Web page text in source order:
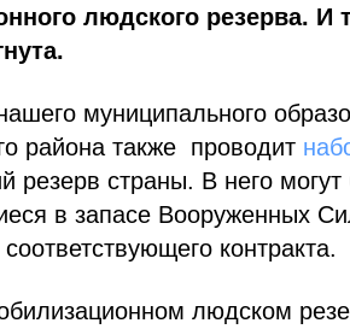
людского резерва. И
муниципального
района также проводит
резерв страны. В него могут
в запасе Вооруженных
контракта.
людском